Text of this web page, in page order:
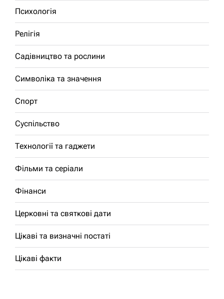
Психологія
Релігія
Садівництво та рослини
Символіка та значення
Спорт
Суспільство
Технології та гаджети
Фільми та серіали
Фінанси
Церковні та святкові дати
Цікаві та визначні постаті
Цікаві факти